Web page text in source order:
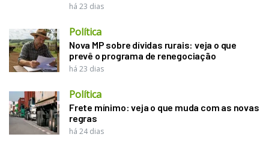
há 23 dias
Política
Nova MP sobre dívidas rurais: veja o que
prevê o programa de renegociação
há 23 dias
Política
Frete mínimo: veja o que muda com as novas
regras
há 24 dias